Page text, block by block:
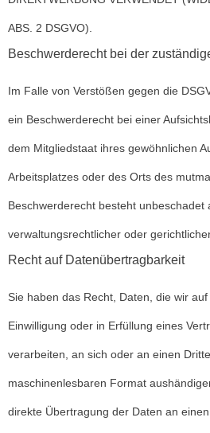
ABS. 2 DSGVO).
Beschwerde­recht bei der
Im Falle von Verstößen gegen die
ein Beschwerderecht bei einer
dem Mitgliedstaat ihres gewöhnlichen
Arbeitsplatzes oder des Orts des
Beschwerderecht besteht unbeschadet
verwaltungsrechtlicher oder
Recht auf Daten­übertrag­barkeit
Sie haben das Recht, Daten, die wir
Einwilligung oder in Erfüllung eines
verarbeiten, an sich oder an einen
maschinenlesbaren Format
direkte Übertragung der Daten an